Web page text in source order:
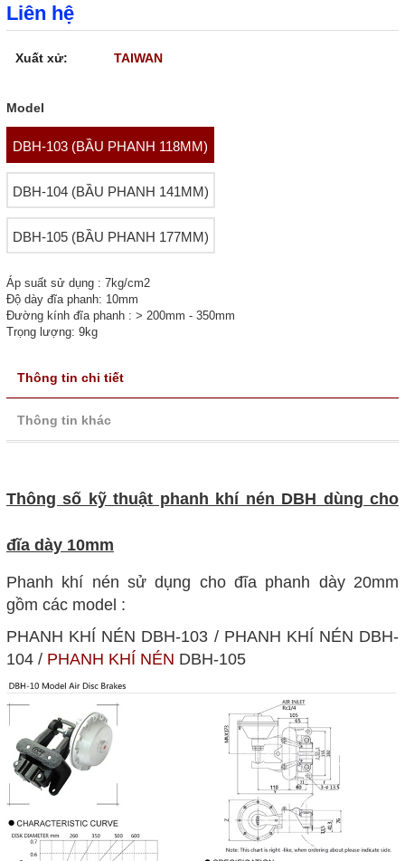
Liên hệ
Xuất xử: TAIWAN
Model
DBH-103 (BẦU PHANH 118MM)
DBH-104 (BẦU PHANH 141MM)
DBH-105 (BẦU PHANH 177MM)
Áp suất sử dụng : 7kg/cm2
Độ dày đĩa phanh: 10mm
Đường kính đĩa phanh : > 200mm - 350mm
Trọng lượng: 9kg
Thông tin chi tiết
Thông tin khác
Thông số kỹ thuật phanh khí nén DBH dùng cho
đĩa dày 10mm
Phanh khí nén sử dụng cho đĩa phanh dày 20mm
gồm các model :
PHANH KHÍ NÉN DBH-103 / PHANH KHÍ NÉN DBH-
104 / PHANH KHÍ NÉN DBH-105